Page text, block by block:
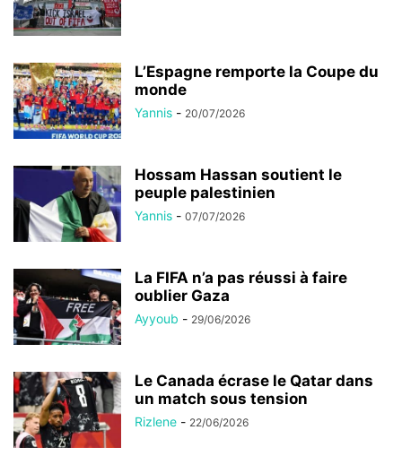
L’Espagne remporte la Coupe du
monde
Yannis - 20/07/2026
Hossam Hassan soutient le
peuple palestinien
Yannis - 07/07/2026
La FIFA n’a pas réussi à faire
oublier Gaza
Ayyoub - 29/06/2026
Le Canada écrase le Qatar dans
un match sous tension
Rizlene - 22/06/2026